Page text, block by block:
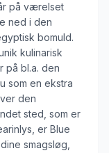
på værelset
ned i den
bomuld.
kulinarisk
på bl.a. den
som en ekstra
den
sted, som er
er Blue
smagsløg,